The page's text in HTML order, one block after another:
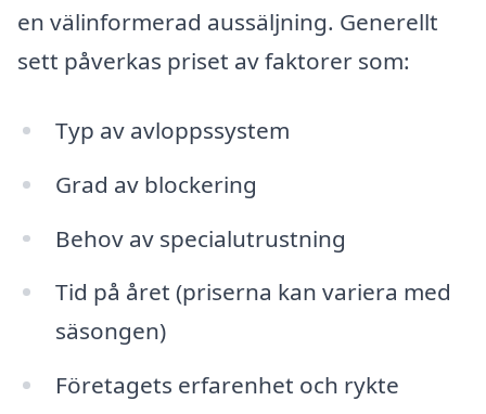
en välinformerad aussäljning. Generellt
sett påverkas priset av faktorer som:
Typ av avloppssystem
Grad av blockering
Behov av specialutrustning
Tid på året (priserna kan variera med
säsongen)
Företagets erfarenhet och rykte